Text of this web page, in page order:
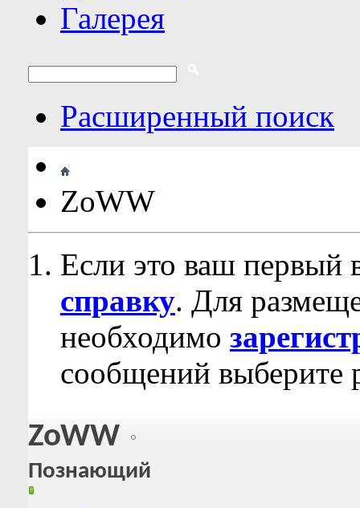
Галерея
Расширенный поиск
ZoWW
Если это ваш первый
справку. Для
необходимо
сообщений выберите
ZoWW
Познающий